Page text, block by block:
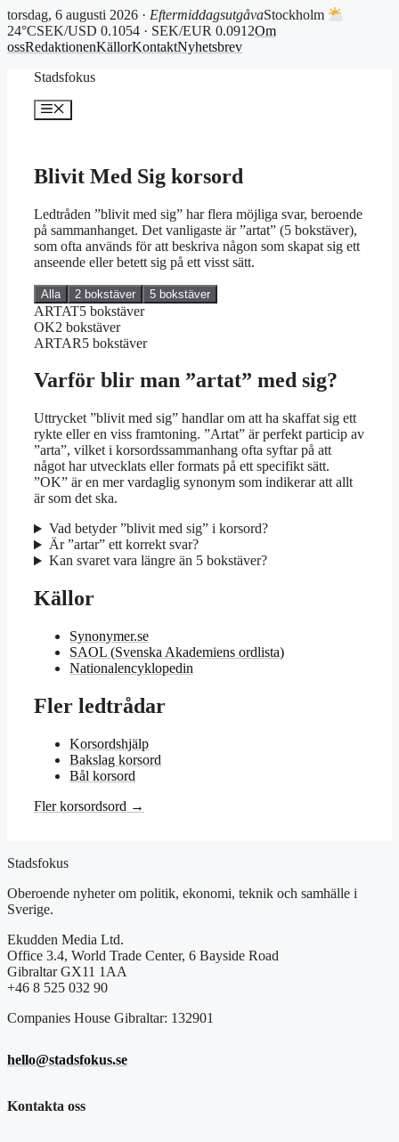
torsdag, 6 augusti 2026 · EftermiddagsutgåvaStockholm
24°CSEK/USD 0.1054 · SEK/EUR 0.0912Om
ossRedaktionenKällorKontaktNyhetsbrev
Stadsfokus
Meny
Blivit Med Sig korsord
Ledtråden ”blivit med sig” har flera möjliga svar, beroende
på sammanhanget. Det vanligaste är ”artat” (5 bokstäver),
som ofta används för att beskriva någon som skapat sig ett
anseende eller betett sig på ett visst sätt.
Alla 2 bokstäver 5 bokstäver
ARTAT5 bokstäver
OK2 bokstäver
ARTAR5 bokstäver
Varför blir man ”artat” med sig?
Uttrycket ”blivit med sig” handlar om att ha skaffat sig ett
rykte eller en viss framtoning. ”Artat” är perfekt particip av
”arta”, vilket i korsordssammanhang ofta syftar på att
något har utvecklats eller formats på ett specifikt sätt.
”OK” är en mer vardaglig synonym som indikerar att allt
är som det ska.
Vad betyder ”blivit med sig” i korsord?
Är ”artar” ett korrekt svar?
Kan svaret vara längre än 5 bokstäver?
Källor
Synonymer.se
SAOL (Svenska Akademiens ordlista)
Nationalencyklopedin
Fler ledtrådar
Korsordshjälp
Bakslag korsord
Bål korsord
Fler korsordsord →
Stadsfokus
Oberoende nyheter om politik, ekonomi, teknik och samhälle i
Sverige.
Ekudden Media Ltd.
Office 3.4, World Trade Center, 6 Bayside Road
Gibraltar GX11 1AA
+46 8 525 032 90
Companies House Gibraltar: 132901
hello@stadsfokus.se
Kontakta oss